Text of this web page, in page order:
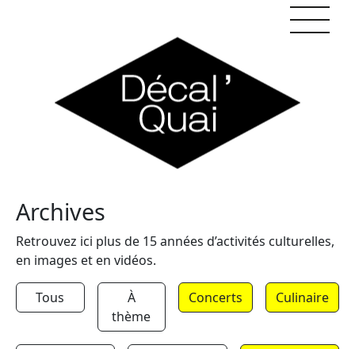
Archives
Retrouvez ici plus de 15 années d’activités culturelles,
en images et en vidéos.
Tous
À
thème
Concerts Culinaire